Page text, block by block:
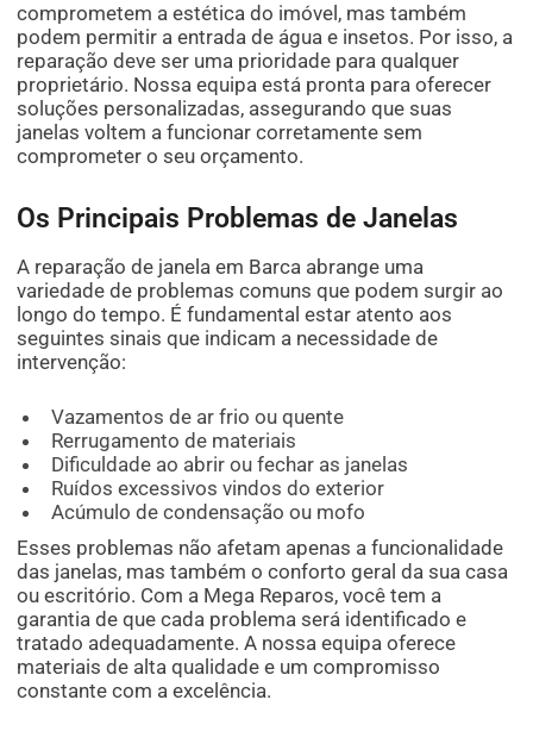
comprometem a estética do imóvel, mas também
podem permitir a entrada de água e insetos. Por isso, a
reparação deve ser uma prioridade para qualquer
proprietário. Nossa equipa está pronta para oferecer
soluções personalizadas, assegurando que suas
janelas voltem a funcionar corretamente sem
comprometer o seu orçamento.
Os Principais Problemas de Janelas
A reparação de janela em Barca abrange uma
variedade de problemas comuns que podem surgir ao
longo do tempo. É fundamental estar atento aos
seguintes sinais que indicam a necessidade de
intervenção:
Vazamentos de ar frio ou quente
Rerrugamento de materiais
Dificuldade ao abrir ou fechar as janelas
Ruídos excessivos vindos do exterior
Acúmulo de condensação ou mofo
Esses problemas não afetam apenas a funcionalidade
das janelas, mas também o conforto geral da sua casa
ou escritório. Com a Mega Reparos, você tem a
garantia de que cada problema será identificado e
tratado adequadamente. A nossa equipa oferece
materiais de alta qualidade e um compromisso
constante com a excelência.